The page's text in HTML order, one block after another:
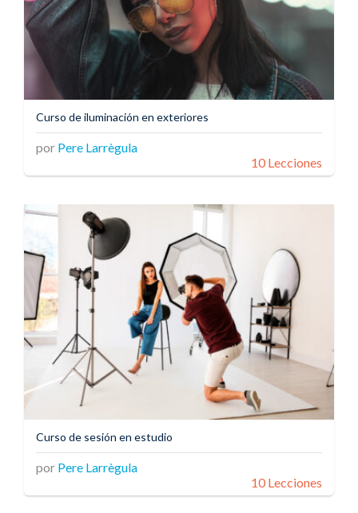
Curso de iluminación en exteriores
por Pere Larrègula
10 Lecciones
Curso de sesión en estudio
por Pere Larrègula
10 Lecciones